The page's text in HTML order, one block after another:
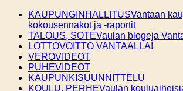
Skip
content
KAUPUNGINHALLITUSVantaan
kokousennakot ja -raportit
TALOUS, SOTEVaulan blogeja
LOTTOVOITTO VANTAALLA!
VEROVIDEOT
PUHEVIDEOT
KAUPUNKISUUNNITTELU
KOULU, PERHEVaulan